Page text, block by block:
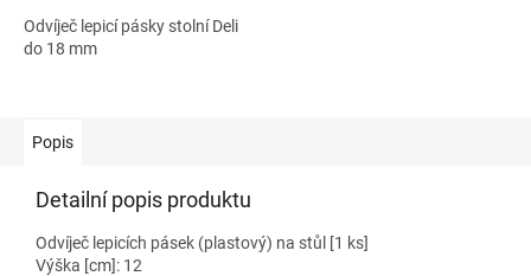
Odvíječ lepicí pásky stolní Deli
do 18 mm
Popis
Detailní popis produktu
Odvíječ lepicích pásek (plastový) na stůl [1 ks]
Výška [cm]: 12